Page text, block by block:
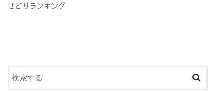
せどりランキング